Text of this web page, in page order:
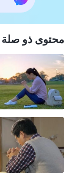
محتوى ذو صلة